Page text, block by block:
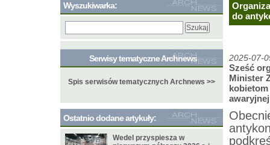
do
2025-07-
Sześć
Minister
Wyszukiwarka:
Serwisy tematyczne Archnews
Spis serwisów tematycznych Archnews >>
Ostatnio dodane artykuły:
Wedel przyspiesza w